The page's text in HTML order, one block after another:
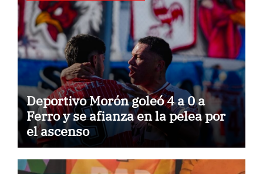
Deportivo Morón goleó 4 a 0 a
Ferro y se afianza en la pelea por
el ascenso